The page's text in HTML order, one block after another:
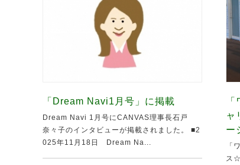
「Dream Navi1月号」に掲載
Dream Navi 1月号にCANVAS理事長石戸
奈々子のインタビューが掲載されました。 ■2
025年11月18日 Dream Na...
ャ
ー
「
ス